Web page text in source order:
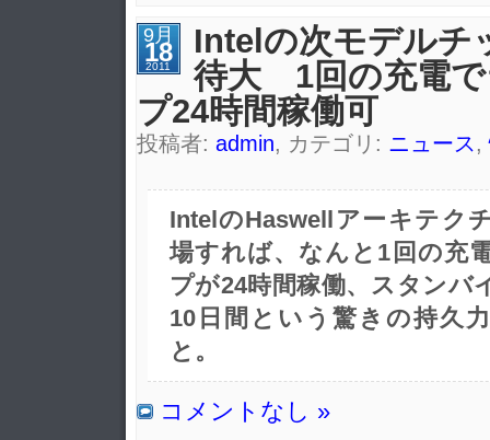
9月
18
2011
Intelの次モデルチ
待大 1回の充電で
プ24時間稼働可
投稿者: admin, カテゴリ: ニュース ,
IntelのHaswellアーキテク
場すれば、なんと1回の充
プが24時間稼働、スタンバ
10日間という驚きの持久
と。
コメントなし »